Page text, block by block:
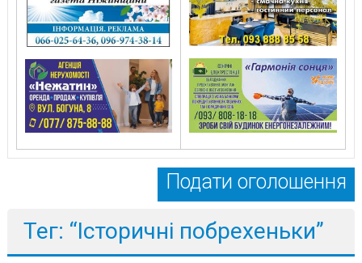
Подати оголошення
Тег: “Історичні побрехеньки”